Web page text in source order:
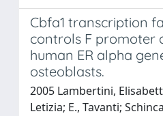
Cbfa1 transcription
controls F promoter
human ER alpha
osteoblasts.
2005 Lambertini,
Letizia; E., Tavanti;